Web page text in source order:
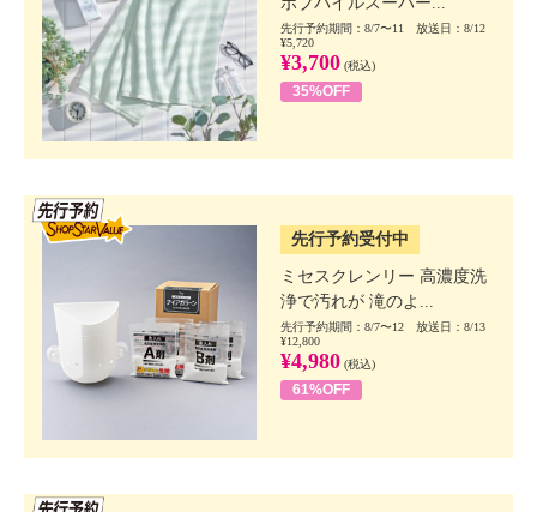
先行予約期間：8/7〜11 放送日：8/12
¥5,720
¥3,700 (税込)
35%OFF
先行予約受付中
ミセスクレンリー 高濃度洗
浄で汚れが 滝のよ...
先行予約期間：8/7〜12 放送日：8/13
¥12,800
¥4,980 (税込)
61%OFF